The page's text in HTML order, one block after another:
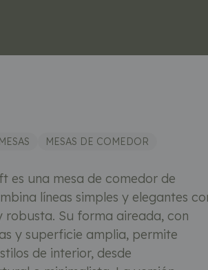
MESAS
MESAS DE COMEDOR
es una mesa de comedor de
líneas simples y elegantes
robusta. Su forma aireada, con
y superficie amplia, permite
de interior, desde